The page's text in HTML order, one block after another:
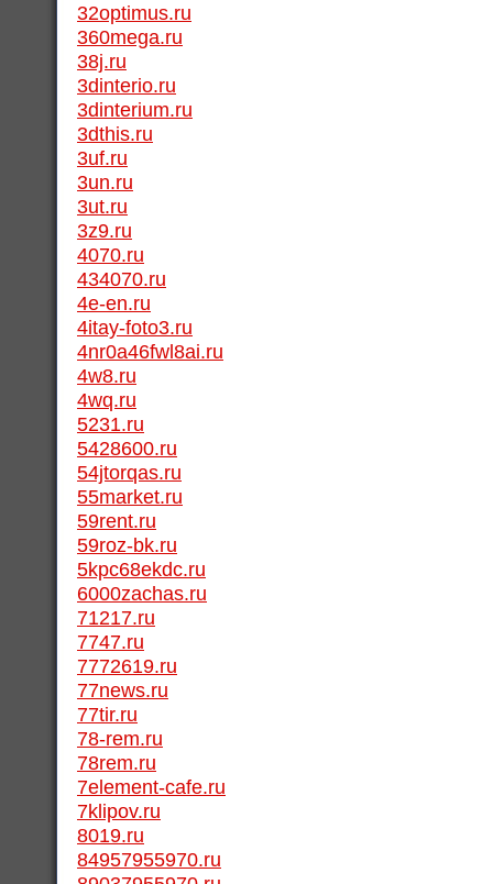
32optimus.ru
360mega.ru
38j.ru
3dinterio.ru
3dinterium.ru
3dthis.ru
3uf.ru
3un.ru
3ut.ru
3z9.ru
4070.ru
434070.ru
4e-en.ru
4itay-foto3.ru
4nr0a46fwl8ai.ru
4w8.ru
4wq.ru
5231.ru
5428600.ru
54jtorqas.ru
55market.ru
59rent.ru
59roz-bk.ru
5kpc68ekdc.ru
6000zachas.ru
71217.ru
7747.ru
7772619.ru
77news.ru
77tir.ru
78-rem.ru
78rem.ru
7element-cafe.ru
7klipov.ru
8019.ru
84957955970.ru